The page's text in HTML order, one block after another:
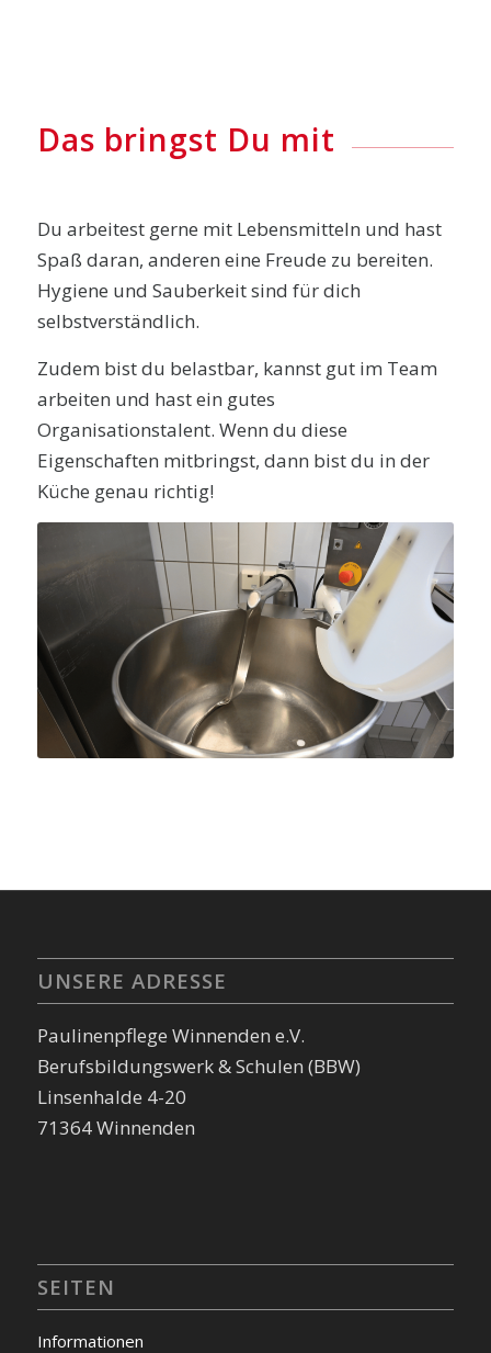
Das bringst Du mit
Du arbeitest gerne mit Lebensmitteln und hast
Spaß daran, anderen eine Freude zu bereiten.
Hygiene und Sauberkeit sind für dich
selbstverständlich.
Zudem bist du belastbar, kannst gut im Team
arbeiten und hast ein gutes
Organisationstalent. Wenn du diese
Eigenschaften mitbringst, dann bist du in der
Küche genau richtig!
UNSERE ADRESSE
Paulinenpflege Winnenden e.V.
Berufsbildungswerk & Schulen (BBW)
Linsenhalde 4-20
71364 Winnenden
SEITEN
Informationen